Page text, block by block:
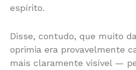
espírito.
Disse, contudo, que muito
oprimia era provavelmente
mais claramente visível —